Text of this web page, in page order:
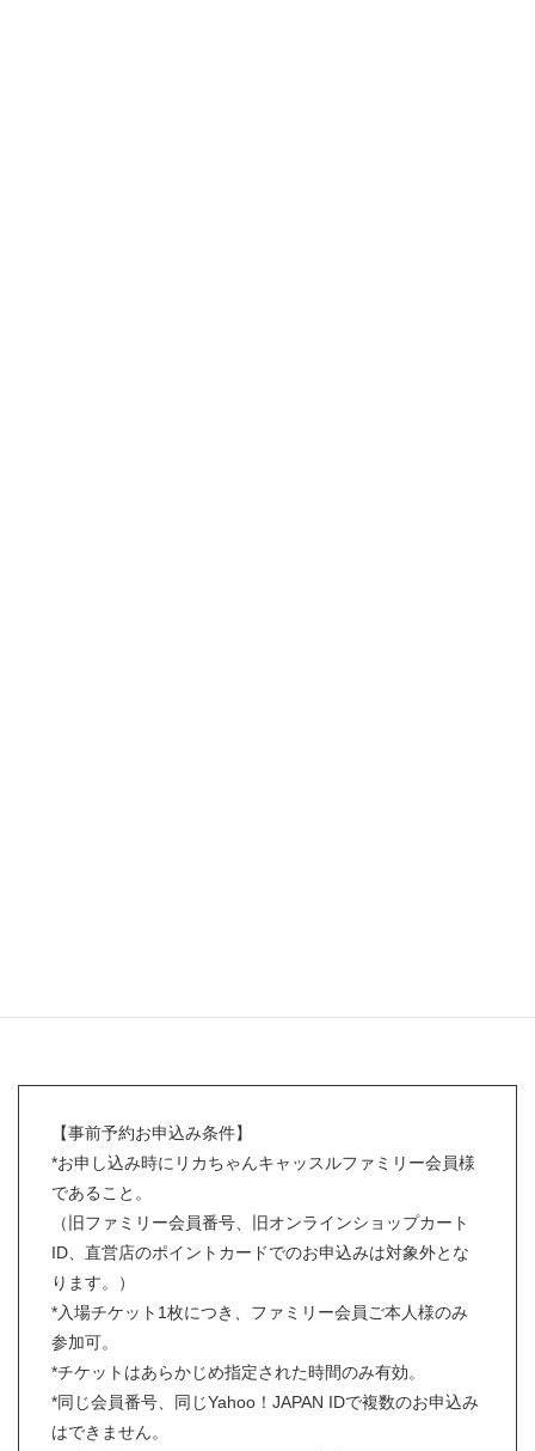
【事前予約お申込み条件】
*お申し込み時にリカちゃんキャッスルファミリー会員様
であること。
（旧ファミリー会員番号、旧オンラインショップカート
ID、直営店のポイントカードでのお申込みは対象外とな
ります。）
*入場チケット1枚につき、ファミリー会員ご本人様のみ
参加可。
*チケットはあらかじめ指定された時間のみ有効。
*同じ会員番号、同じYahoo！JAPAN IDで複数のお申込み
はできません。